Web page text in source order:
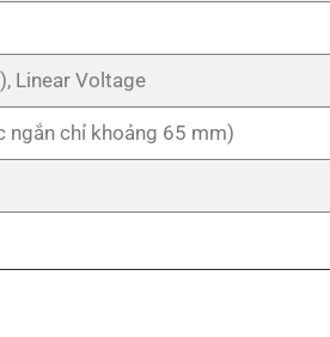
Linear Voltage
ngắn chỉ khoảng 65 mm)